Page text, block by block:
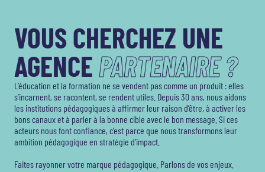
VOUS CHERCHEZ UNE
AGENCE PARTENAIRE ?
L’éducation et la formation ne se vendent pas comme un produit : elles
s’incarnent, se racontent, se rendent utiles. Depuis 30 ans, nous aidons
les institutions pédagogiques à affirmer leur raison d’être, à activer les
bons canaux et à parler à la bonne cible avec le bon message. Si ces
acteurs nous font confiance, c’est parce que nous transformons leur
ambition pédagogique en stratégie d’impact.
Faites rayonner votre marque pédagogique. Parlons de vos enjeux.